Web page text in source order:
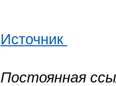
Источник
Постоянная